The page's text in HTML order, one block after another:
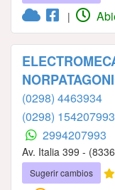
|
(0298) 4463934
(0298) 154207993
2994207993
Av. Italia 399 -
Sugerir cambios